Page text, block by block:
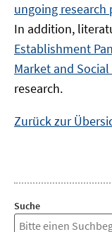
ungoing research
In addition,
Establishment
Market and Social
research.
Zurück zur
Suche